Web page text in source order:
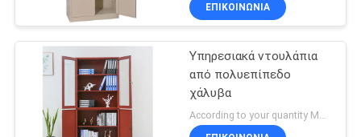
ΕΠΙΚΟΙΝΩΝΊΑ
Υπηρεσιακά ντουλάπια
από πολυεπίπεδο
χάλυβα
According to your quantity MOQ:1 μονάδα